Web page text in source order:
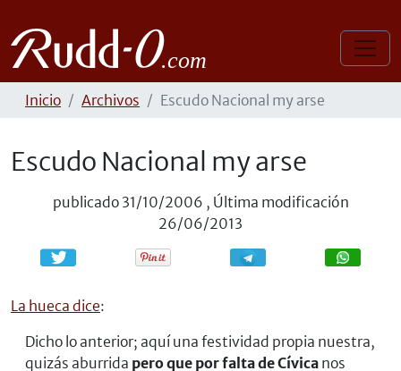
Inicio Archivos Escudo Nacional my arse
Escudo Nacional my arse
publicado 31/10/2006 , Última modificación
26/06/2013
Compartir Compartir
La hueca dice:
Dicho lo anterior; aquí una festividad propia nuestra,
quizás aburrida pero que por falta de Cívica nos